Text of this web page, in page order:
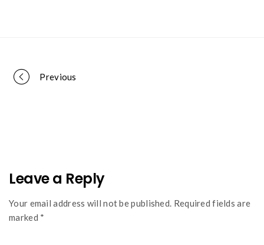
Portfolio
Previous
Leave a Reply
Your email address will not be published. Required fields are
marked *